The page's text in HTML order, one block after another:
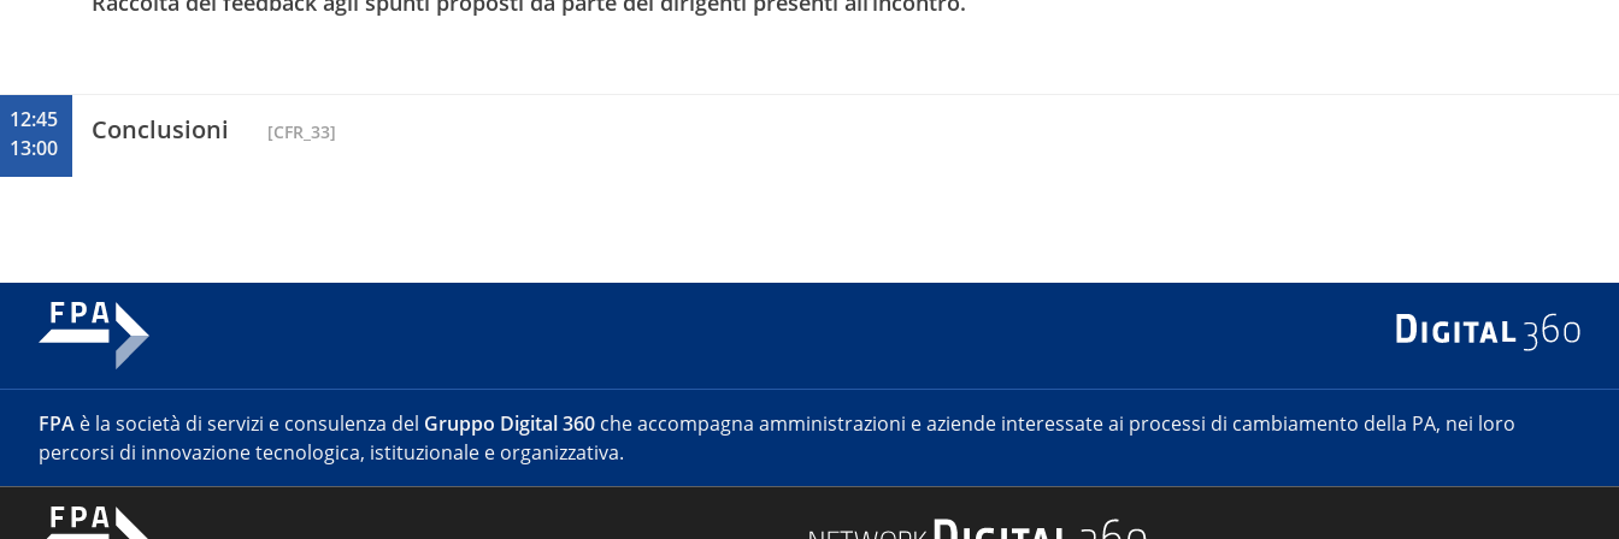
12:45
13:00
Conclusioni [CFR_33]
FPA è la società di servizi e consulenza del Gruppo Digital 360 che accompagna amministrazioni e aziende interessate ai processi di cambiamento della PA, nei loro
percorsi di innovazione tecnologica, istituzionale e organizzativa.